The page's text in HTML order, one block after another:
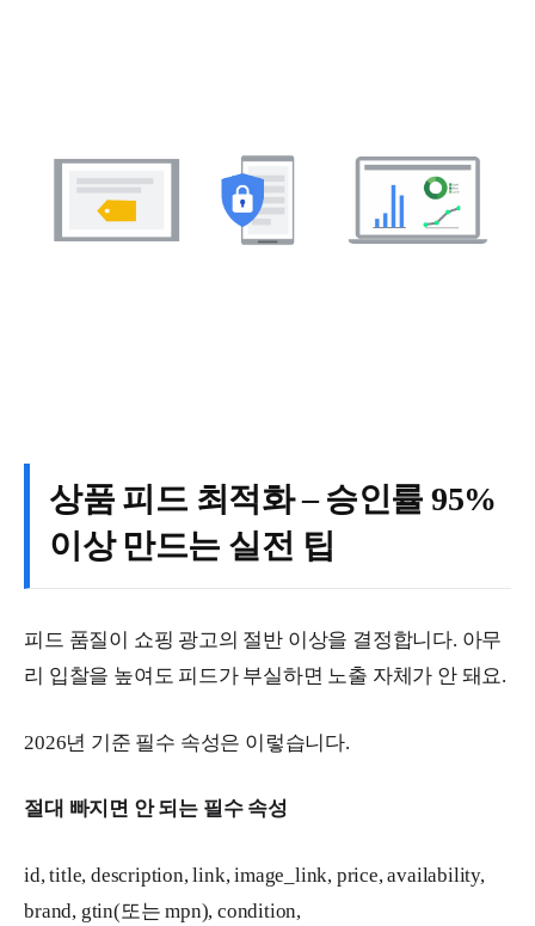
상품 피드 최적화 – 승인률 95%
이상 만드는 실전 팁
피드 품질이 쇼핑 광고의 절반 이상을 결정합니다. 아무
리 입찰을 높여도 피드가 부실하면 노출 자체가 안 돼요.
2026년 기준 필수 속성은 이렇습니다.
절대 빠지면 안 되는 필수 속성
id, title, description, link, image_link, price, availability,
brand, gtin(또는 mpn), condition,